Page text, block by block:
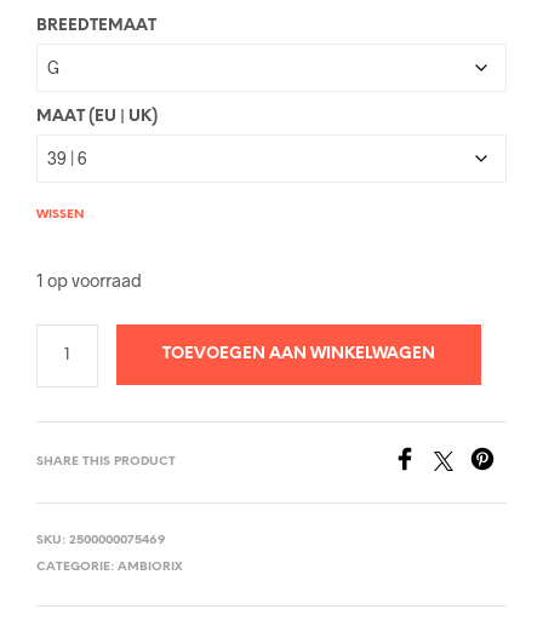
BREEDTEMAAT
MAAT (EU | UK)
WISSEN
1 op voorraad
TOEVOEGEN AAN WINKELWAGEN
SHARE THIS PRODUCT
SKU: 2500000075469
CATEGORIE: AMBIORIX